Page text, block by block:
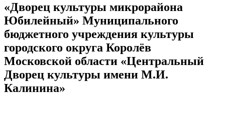
«Дворец культуры микрорайона
Юбилейный» Муниципального
бюджетного учреждения культуры
городского округа Королёв
Московской области «Центральный
Дворец культуры имени М.И.
Калинина»